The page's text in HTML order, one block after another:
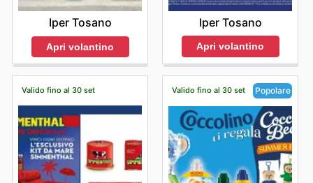
Iper Tosano
Apri volantino
Iper Tosano
Apri volantino
Valido fino al 30 set Valido fino al 30 set Popolare